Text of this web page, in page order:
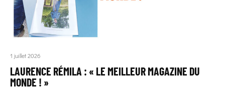
1 juillet 2026
LAURENCE RÉMILA : « LE MEILLEUR MAGAZINE DU
MONDE ! »